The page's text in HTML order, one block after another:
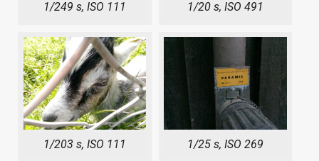
1/249 s, ISO 111 1/20 s, ISO 491
1/203 s, ISO 111 1/25 s, ISO 269